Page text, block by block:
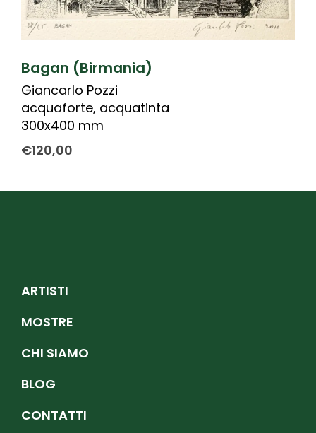
Bagan (Birmania)
Giancarlo Pozzi
acquaforte, acquatinta
300x400 mm
€120,00
ARTISTI
MOSTRE
CHI SIAMO
BLOG
CONTATTI